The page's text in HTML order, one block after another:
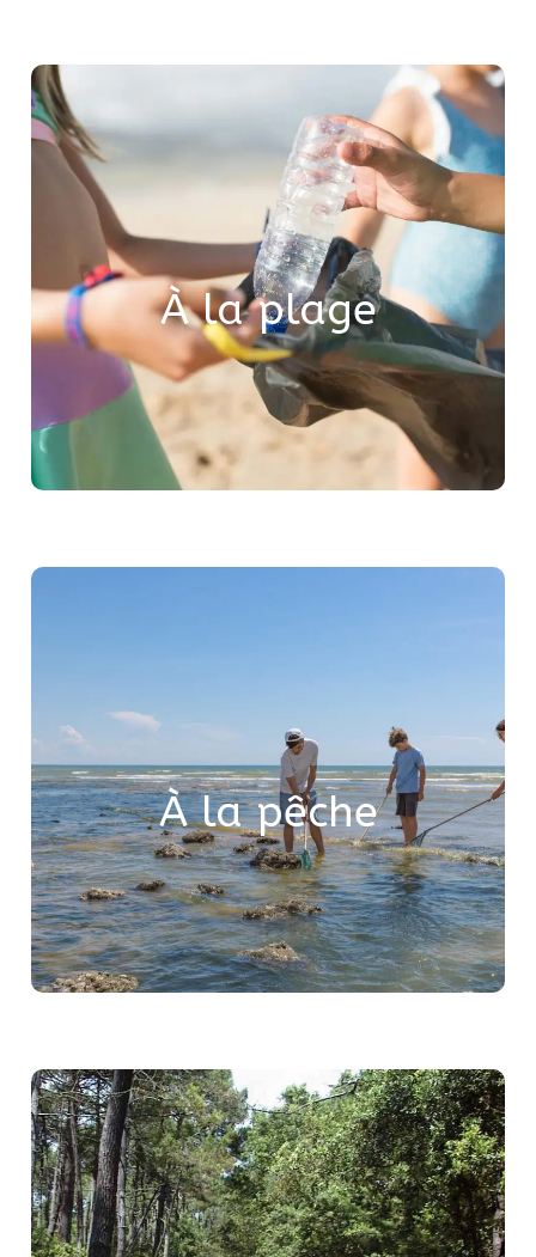
À la plage
Je ne monte pas sur
les dunes
Je ramasse
mes déchets
Je respecte
la faune et la flore
locales
Je privilégie
les transports doux
pour venir à la
plage
Plages sans tabac
: il est interdit de fumer sur toutes
les plages du territoire
pendant la baignade surveillée.
À la pêche
trop petits pour être consommés.
Je repositionne les rochers pour préserver
l’écosystème.
Je limite ma récolte à ce qui sera réellement
consommé.
Je ne jette pas
mes déchets
dans la nature.